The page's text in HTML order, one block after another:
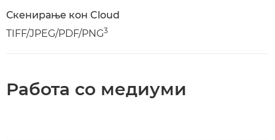
Скенирање кон Cloud
TIFF/JPEG/PDF/PNG3
Работа со медиуми